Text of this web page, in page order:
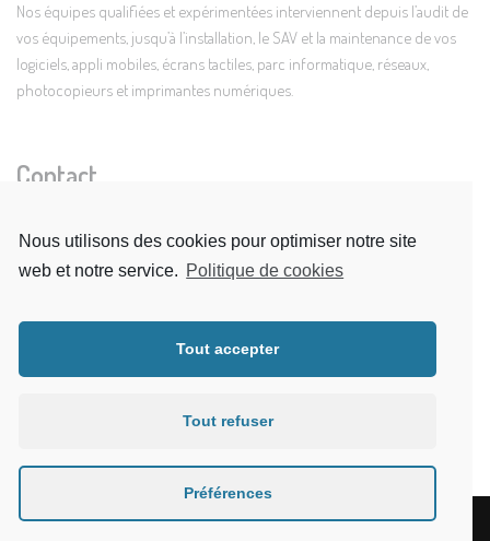
Nos équipes qualifiées et expérimentées interviennent depuis l’audit de
vos équipements, jusqu’à l’installation, le SAV et la maintenance de vos
logiciels, appli mobiles, écrans tactiles, parc informatique, réseaux,
photocopieurs et imprimantes numériques.
Contact
JET COMMUNICATIONS
38300 Bourgoin Jallieu
© Alpes Communications Systems – Tous droits réservés
Nous utilisons des cookies pour optimiser notre site
web et notre service. Politique de cookies
Tout accepter
Tout refuser
Préférences